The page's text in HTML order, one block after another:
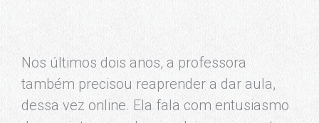
Nos últimos dois anos, a professora
também precisou reaprender a dar aula,
dessa vez online. Ela fala com entusiasmo